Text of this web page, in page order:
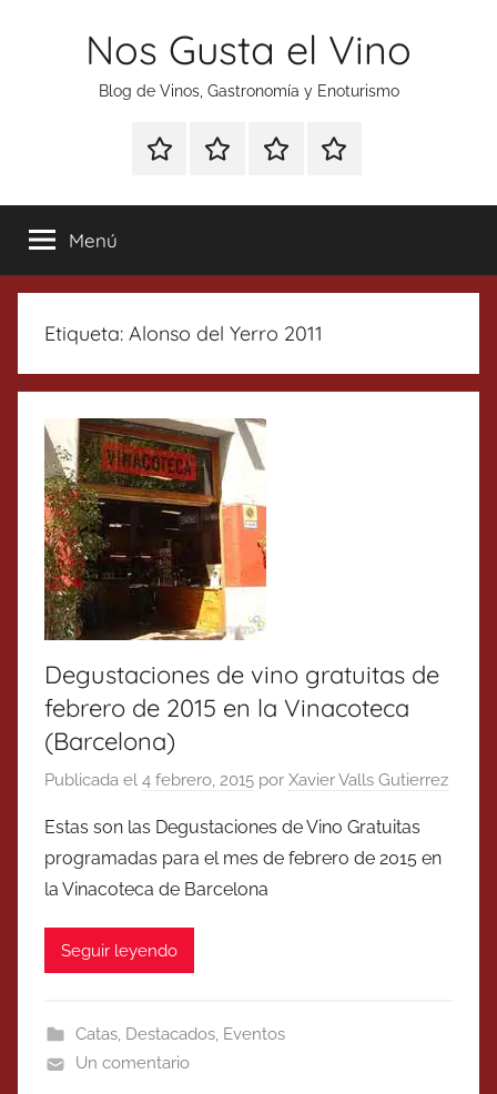
Nos Gusta el Vino
Blog de Vinos, Gastronomía y Enoturismo
Especial
Tonics
Enoturismo
Gastronomía
RankingContacto
Menú
Etiqueta: Alonso del Yerro 2011
Degustaciones de vino gratuitas de
febrero de 2015 en la Vinacoteca
(Barcelona)
Publicada el 4 febrero, 2015 por Xavier Valls Gutierrez
Estas son las Degustaciones de Vino Gratuitas
programadas para el mes de febrero de 2015 en
la Vinacoteca de Barcelona
Seguir leyendo
Catas, Destacados, Eventos
Un comentario